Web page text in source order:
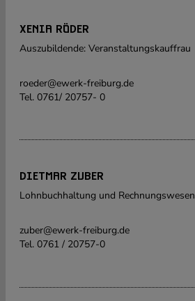
XENIA RÖDER
Auszubildende: Veranstaltungskauffrau
roeder@ewerk-freiburg.de
Tel. 0761/ 20757- 0
DIETMAR ZUBER
Lohnbuchhaltung und Rechnungswesen
zuber@ewerk-freiburg.de
Tel. 0761 / 20757-0